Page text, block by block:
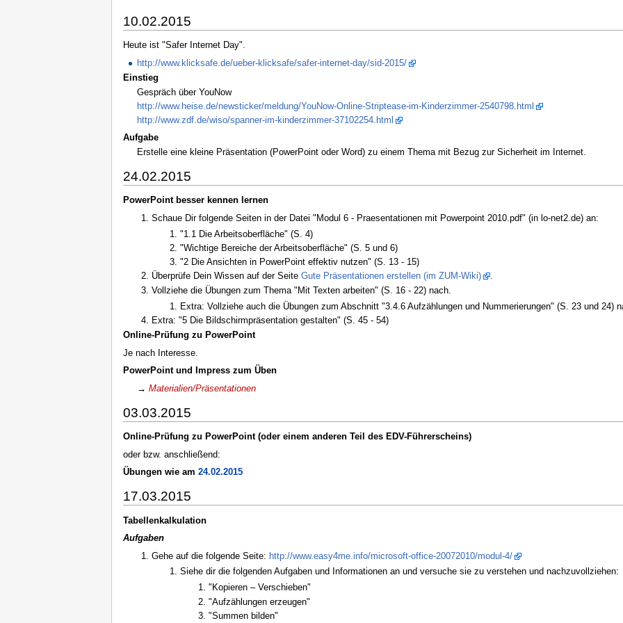
10.02.2015
Heute ist "Safer Internet Day".
http://www.klicksafe.de/ueber-klicksafe/safer-internet-day/sid-2015/
Einstieg
Gespräch über YouNow
http://www.heise.de/newsticker/meldung/YouNow-Online-Striptease-im-Kinderzimmer-2540798.html
http://www.zdf.de/wiso/spanner-im-kinderzimmer-37102254.html
Aufgabe
Erstelle eine kleine Präsentation (PowerPoint oder Word) zu einem Thema mit Bezug zur Sicherheit im Internet.
24.02.2015
PowerPoint besser kennen lernen
Schaue Dir folgende Seiten in der Datei "Modul 6 - Praesentationen mit Powerpoint 2010.pdf" (in lo-net2.de) an:
"1.1 Die Arbeitsoberfläche" (S. 4)
"Wichtige Bereiche der Arbeitsoberfläche" (S. 5 und 6)
"2 Die Ansichten in PowerPoint effektiv nutzen" (S. 13 - 15)
Überprüfe Dein Wissen auf der Seite Gute Präsentationen erstellen (im ZUM-Wiki)
.
Vollziehe die Übungen zum Thema "Mit Texten arbeiten" (S. 16 - 22) nach.
Extra: Vollziehe auch die Übungen zum Abschnitt "3.4.6 Aufzählungen und Nummerierungen" (S. 23 und 24)
Extra: "5 Die Bildschirmpräsentation gestalten" (S. 45 - 54)
Online-Prüfung zu PowerPoint
Je nach Interesse.
PowerPoint und Impress zum Üben
→Materialien/Präsentationen
03.03.2015
Online-Prüfung zu PowerPoint (oder einem anderen Teil des EDV-Führerscheins)
oder bzw. anschließend:
Übungen wie am 24.02.2015
17.03.2015
Tabellenkalkulation
Aufgaben
Gehe auf die folgende Seite: http://www.easy4me.info/microsoft-office-20072010/modul-4/
Siehe dir die folgenden Aufgaben und Informationen an und versuche sie zu verstehen und nachzuvollziehen:
"Kopieren – Verschieben"
"Aufzählungen erzeugen"
"Summen bilden"